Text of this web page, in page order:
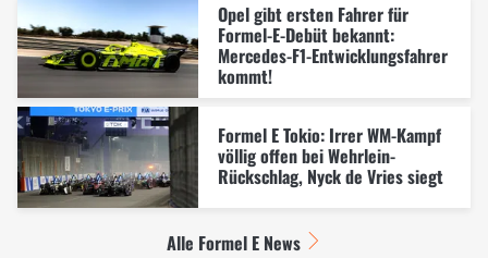
Opel gibt ersten Fahrer für
Formel-E-Debüt bekannt:
Mercedes-F1-Entwicklungsfahrer
kommt!
Formel E Tokio: Irrer WM-Kampf
völlig offen bei Wehrlein-
Rückschlag, Nyck de Vries siegt
Alle Formel E News